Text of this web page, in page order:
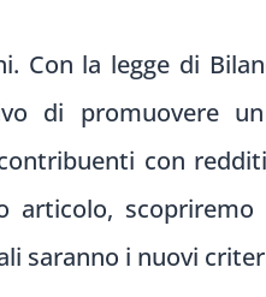
la legge di
di promuovere
con
saranno i nuovi